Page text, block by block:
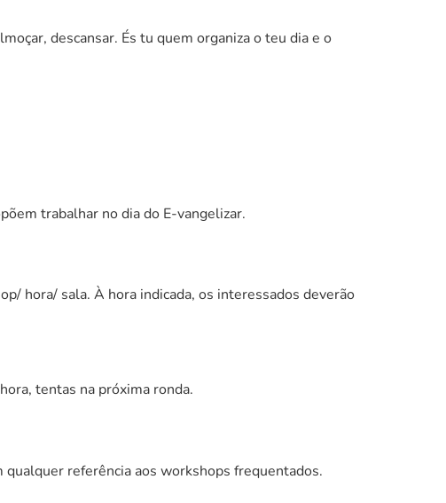
descansar. És tu quem organiza o teu dia e o
trabalhar no dia do E-vangelizar.
hora/ sala. À hora indicada, os interessados deverão
tentas na próxima ronda.
referência aos workshops frequentados.